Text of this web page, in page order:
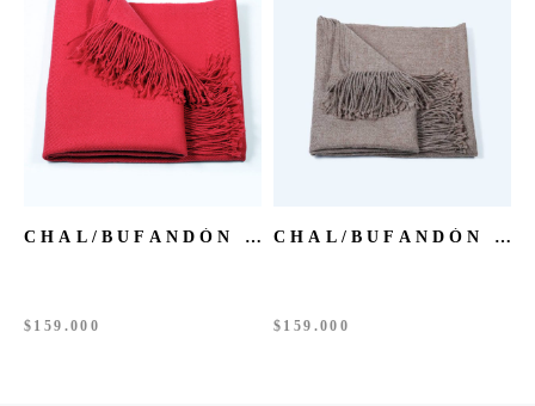
CHAL/BUFANDÓN BABY ALPACA SANDÍA
$ 159.000
CHAL/BUFANDÓN BABY ALPACA VISON
$ 159.000